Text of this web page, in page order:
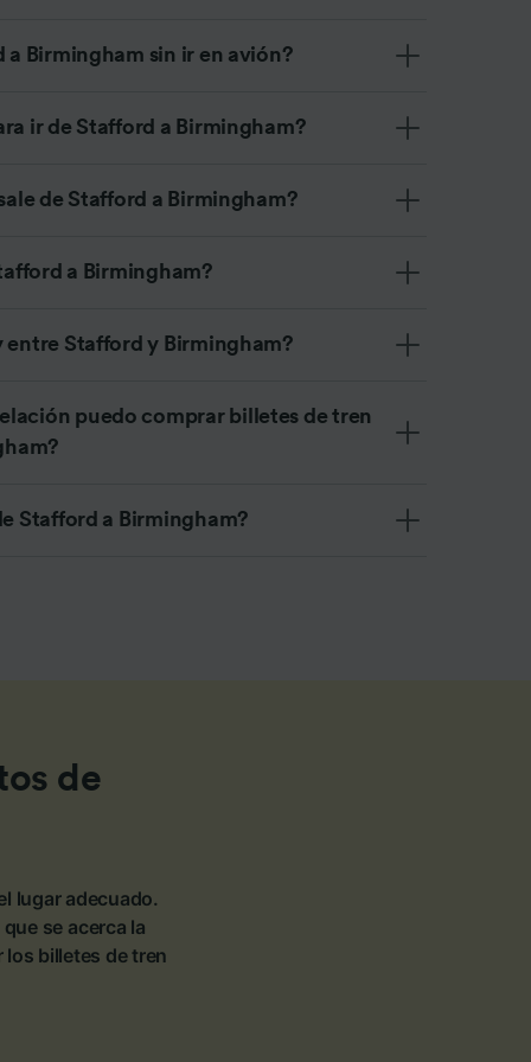
a Birmingham sin ir en avión?
ir de Stafford a Birmingham?
de Stafford a Birmingham?
a Birmingham?
entre Stafford y Birmingham?
puedo comprar billetes de tren
Stafford a Birmingham?
de
lugar adecuado.
se acerca la
billetes de tren